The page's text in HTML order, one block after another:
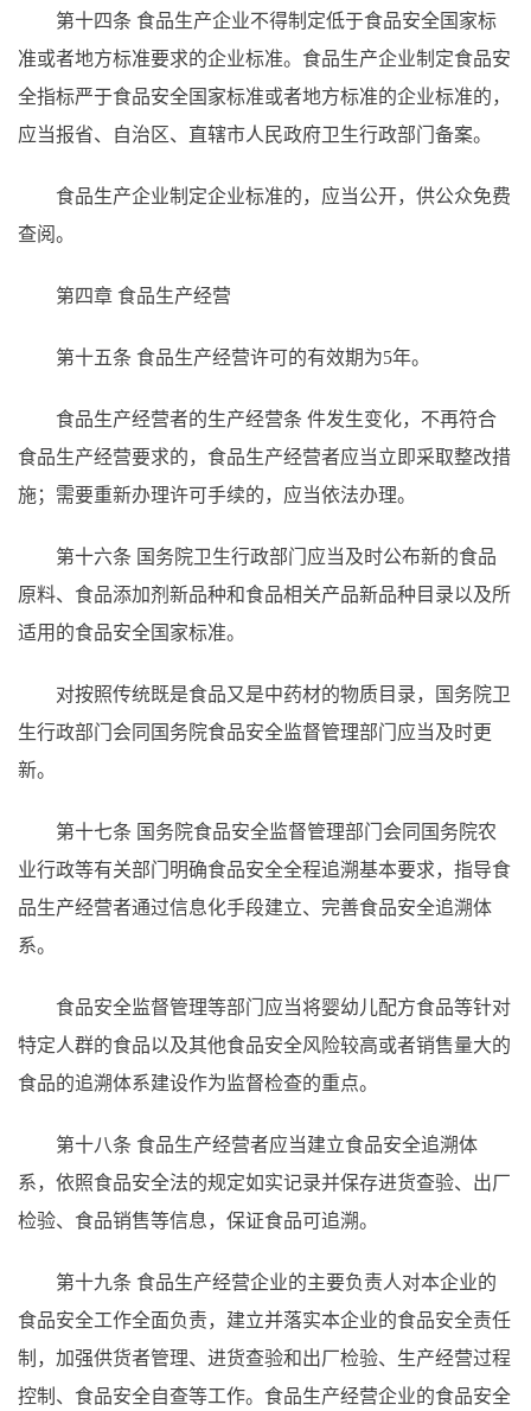
第十四条 食品生产企业不得制定低于食品安全国家标
准或者地方标准要求的企业标准。食品生产企业制定食品安
全指标严于食品安全国家标准或者地方标准的企业标准的，
应当报省、自治区、直辖市人民政府卫生行政部门备案。
食品生产企业制定企业标准的，应当公开，供公众免费
查阅。
第四章 食品生产经营
第十五条 食品生产经营许可的有效期为5年。
食品生产经营者的生产经营条 件发生变化，不再符合
食品生产经营要求的，食品生产经营者应当立即采取整改措
施；需要重新办理许可手续的，应当依法办理。
第十六条 国务院卫生行政部门应当及时公布新的食品
原料、食品添加剂新品种和食品相关产品新品种目录以及所
适用的食品安全国家标准。
对按照传统既是食品又是中药材的物质目录，国务院卫
生行政部门会同国务院食品安全监督管理部门应当及时更
新。
第十七条 国务院食品安全监督管理部门会同国务院农
业行政等有关部门明确食品安全全程追溯基本要求，指导食
品生产经营者通过信息化手段建立、完善食品安全追溯体
系。
食品安全监督管理等部门应当将婴幼儿配方食品等针对
特定人群的食品以及其他食品安全风险较高或者销售量大的
食品的追溯体系建设作为监督检查的重点。
第十八条 食品生产经营者应当建立食品安全追溯体
系，依照食品安全法的规定如实记录并保存进货查验、出厂
检验、食品销售等信息，保证食品可追溯。
第十九条 食品生产经营企业的主要负责人对本企业的
食品安全工作全面负责，建立并落实本企业的食品安全责任
制，加强供货者管理、进货查验和出厂检验、生产经营过程
控制、食品安全自查等工作。食品生产经营企业的食品安全